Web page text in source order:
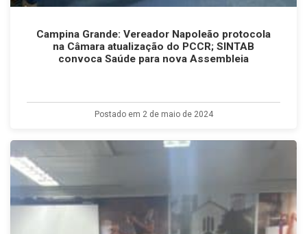
Campina Grande: Vereador Napoleão protocola
na Câmara atualização do PCCR; SINTAB
convoca Saúde para nova Assembleia
Postado em 2 de maio de 2024